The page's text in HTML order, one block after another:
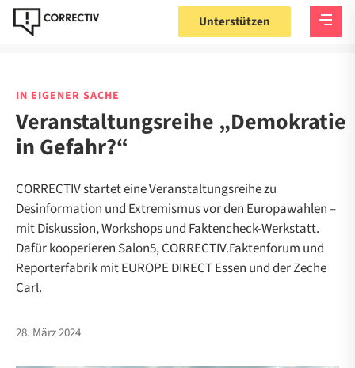
Unterstützen
IN EIGENER SACHE
Veranstaltungsreihe „Demokratie
in Gefahr?“
CORRECTIV startet eine Veranstaltungsreihe zu
Desinformation und Extremismus vor den Europawahlen –
mit Diskussion, Workshops und Faktencheck-Werkstatt.
Dafür kooperieren Salon5, CORRECTIV.Faktenforum und
Reporterfabrik mit EUROPE DIRECT Essen und der Zeche
Carl.
28. März 2024